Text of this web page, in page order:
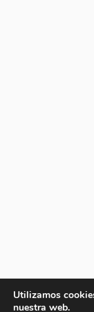
Utilizamos
nuestra web.